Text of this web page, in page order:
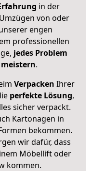
in der
von oder
engen
professionellen
jedes Problem
.
Verpacken Ihrer
perfekte Lösung,
sicher verpackt.
Kartonagen in
bekommen.
wir dafür, dass
Möbellift oder
kommen.